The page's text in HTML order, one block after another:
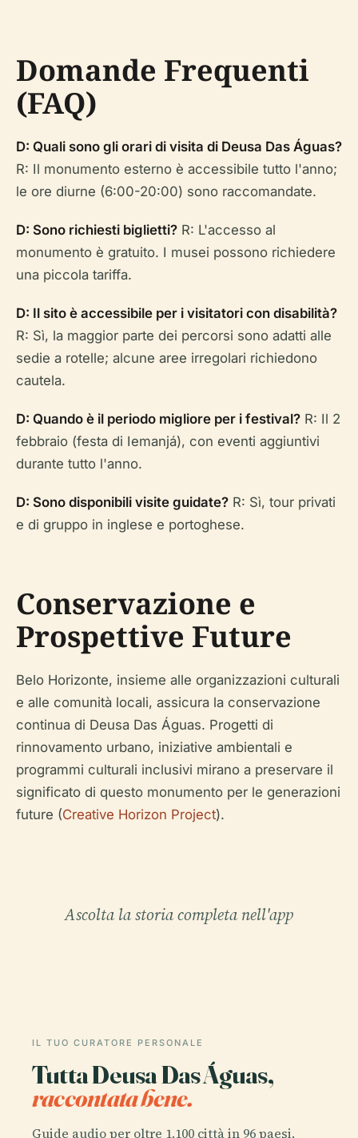
Domande Frequenti
(FAQ)
D: Quali sono gli orari di visita di Deusa Das Águas?
R: Il monumento esterno è accessibile tutto l'anno;
le ore diurne (6:00-20:00) sono raccomandate.
D: Sono richiesti biglietti? R: L'accesso al
monumento è gratuito. I musei possono richiedere
una piccola tariffa.
D: Il sito è accessibile per i visitatori con disabilità?
R: Sì, la maggior parte dei percorsi sono adatti alle
sedie a rotelle; alcune aree irregolari richiedono
cautela.
D: Quando è il periodo migliore per i festival? R: Il 2
febbraio (festa di Iemanjá), con eventi aggiuntivi
durante tutto l'anno.
D: Sono disponibili visite guidate? R: Sì, tour privati
e di gruppo in inglese e portoghese.
Conservazione e
Prospettive Future
Belo Horizonte, insieme alle organizzazioni culturali
e alle comunità locali, assicura la conservazione
continua di Deusa Das Águas. Progetti di
rinnovamento urbano, iniziative ambientali e
programmi culturali inclusivi mirano a preservare il
significato di questo monumento per le generazioni
future (Creative Horizon Project).
Ascolta la storia completa nell'app
IL TUO CURATORE PERSONALE
Tutta Deusa Das Águas,
raccontata bene.
Guide audio per oltre 1.100 città in 96 paesi.